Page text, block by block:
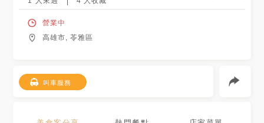
營業中
高雄市, 苓雅區
叫車服務